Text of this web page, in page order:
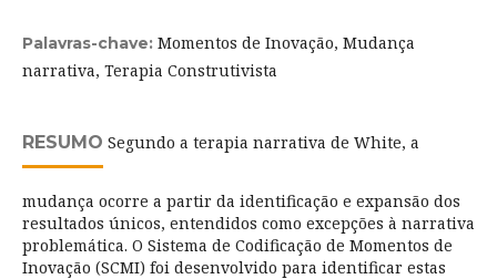
Palavras-chave: Momentos de Inovação, Mudança
narrativa, Terapia Construtivista
RESUMO Segundo a terapia narrativa de White, a
mudança ocorre a partir da identificação e expansão dos
resultados únicos, entendidos como excepções à narrativa
problemática. O Sistema de Codificação de Momentos de
Inovação (SCMI) foi desenvolvido para identificar estas